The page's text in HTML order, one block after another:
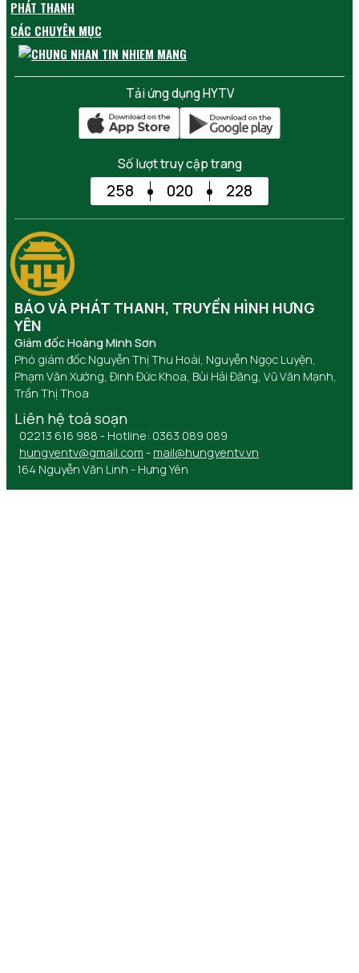
PHÁT THANH
CÁC CHUYÊN MỤC
Tải ứng dụng HYTV
Số lượt truy cập trang
258 020 228
BÁO VÀ PHÁT THANH, TRUYỀN HÌNH HƯNG
YÊN
Giám đốc Hoàng Minh Sơn
Phó giám đốc Nguyễn Thị Thu Hoài, Nguyễn Ngọc Luyện,
Phạm Văn Xướng, Đinh Đức Khoa, Bùi Hải Đăng, Vũ Văn Mạnh,
Trần Thị Thoa
Liên hệ toà soạn
02213 616 988 - Hotline: 0363 089 089
hungyentv@gmail.com - mail@hungyentv.vn
164 Nguyễn Văn Linh - Hưng Yên